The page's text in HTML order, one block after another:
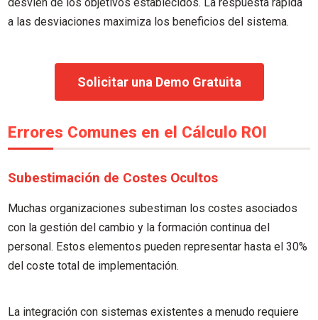
desvíen de los objetivos establecidos. La respuesta rápida
a las desviaciones maximiza los beneficios del sistema.
Solicitar una Demo Gratuita
Errores Comunes en el Cálculo ROI
Subestimación de Costes Ocultos
Muchas organizaciones subestiman los costes asociados
con la gestión del cambio y la formación continua del
personal. Estos elementos pueden representar hasta el 30%
del coste total de implementación.
La integración con sistemas existentes a menudo requiere